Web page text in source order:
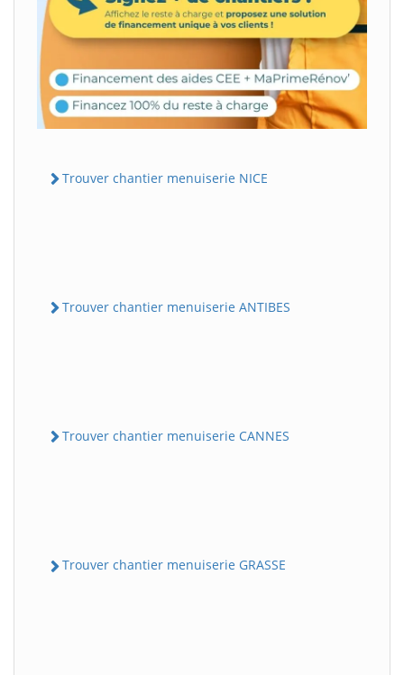
Trouver chantier menuiserie NICE
Trouver chantier menuiserie ANTIBES
Trouver chantier menuiserie CANNES
Trouver chantier menuiserie GRASSE